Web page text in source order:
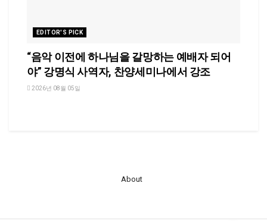
EDITOR'S PICK
“음악 이전에 하나님을 갈망하는 예배자 되어
야” 강명식 사역자, 찬양세미나에서 강조
2026년 08월 05일
About